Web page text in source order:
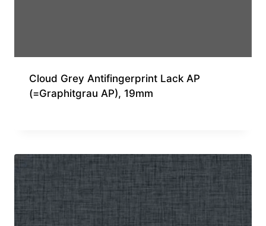
Cloud Grey Antifingerprint Lack AP
(=Graphitgrau AP), 19mm